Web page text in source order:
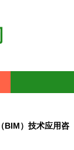
BIM）技术应用咨